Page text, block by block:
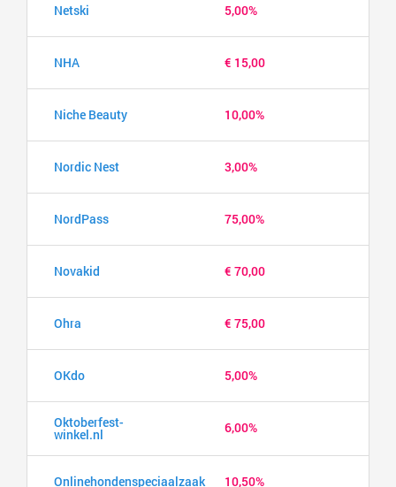
Netski 5,00%
NHA € 15,00
Niche Beauty 10,00%
Nordic Nest 3,00%
NordPass 75,00%
Novakid € 70,00
Ohra € 75,00
OKdo 5,00%
Oktoberfest-
winkel.nl 6,00%
Onlinehondenspeciaalzaak 10,50%